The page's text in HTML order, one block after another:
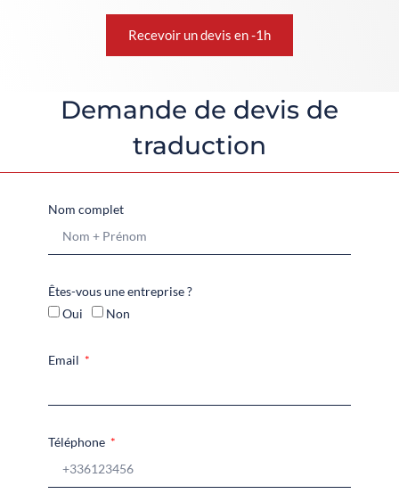
Recevoir un devis en -1h
Demande de devis de
traduction
Nom complet
Êtes-vous une entreprise ?
Oui
Non
Email
Téléphone